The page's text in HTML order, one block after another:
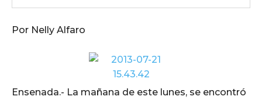
Por Nelly Alfaro
Ensenada.- La mañana de este lunes, se encontró